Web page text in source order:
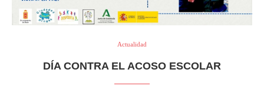
Actualidad
DÍA CONTRA EL ACOSO ESCOLAR